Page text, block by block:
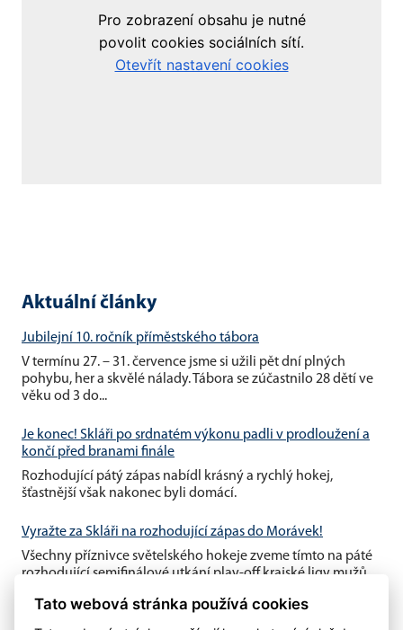
Aktuální články
Jubilejní 10. ročník příměstského tábora
V termínu 27. – 31. července jsme si užili pět dní plných
pohybu, her a skvělé nálady. Tábora se zúčastnilo 28 dětí ve
věku od 3 do...
Je konec! Skláři po srdnatém výkonu padli v prodloužení a
končí před branami finále
Rozhodující pátý zápas nabídl krásný a rychlý hokej,
šťastnější však nakonec byli domácí.
Vyražte za Skláři na rozhodující zápas do Morávek!
Všechny příznivce světelského hokeje zveme tímto na páté
rozhodující semifinálové utkání play-off krajské ligy mužů,
Tato webová stránka používá cookies